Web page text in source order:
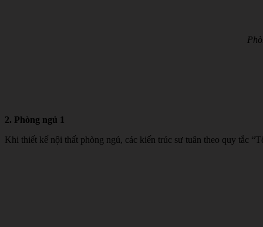
2. Phòng ngủ 1
Khi thiết kế nội thất phòng ngủ, các kiến trúc sư tuân theo quy tắc